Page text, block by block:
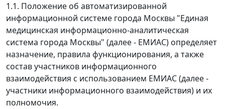
1.1. Положение об автоматизированной
информационной системе города Москвы "Единая
медицинская информационно-аналитическая
система города Москвы" (далее - ЕМИАС) определяет
назначение, правила функционирования, а также
состав участников информационного
взаимодействия с использованием ЕМИАС (далее -
участники информационного взаимодействия) и их
полномочия.